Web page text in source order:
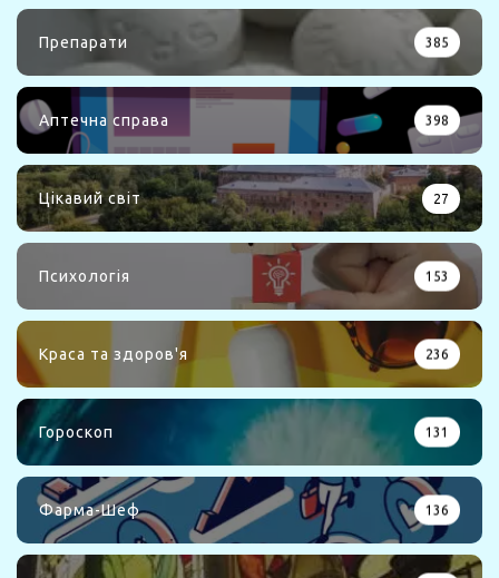
Препарати 385
Аптечна справа 398
Цікавий світ 27
Психологія 153
Краса та здоров'я 236
Гороскоп 131
Фарма-Шеф 136